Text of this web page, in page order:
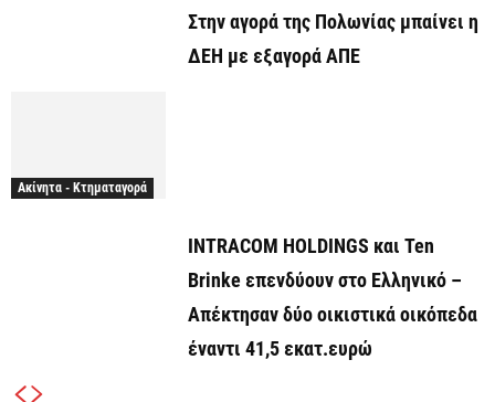
Στην αγορά της Πολωνίας μπαίνει η
ΔΕΗ με εξαγορά ΑΠΕ
Ακίνητα - Κτηματαγορά
INTRACOM HOLDINGS και Ten
Brinke επενδύουν στο Ελληνικό –
Απέκτησαν δύο οικιστικά οικόπεδα
έναντι 41,5 εκατ.ευρώ